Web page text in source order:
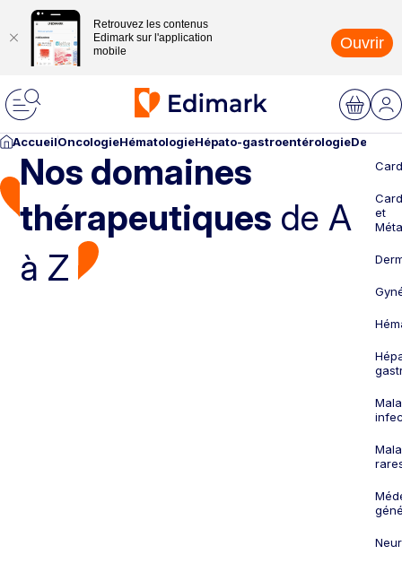
Retrouvez les contenus
Edimark sur l'application
mobile
Ouvrir
AccueilOncologieHématologieHépato-gastroentérologie
Nos domaines
thérapeutiques de A
à Z
et